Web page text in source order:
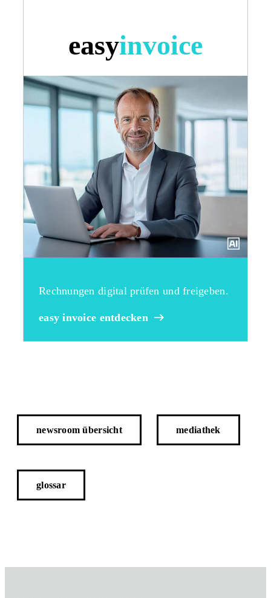
easyinvoice
Rechnungen digital prüfen und freigeben.
easy invoice entdecken
newsroom übersicht mediathek
glossar